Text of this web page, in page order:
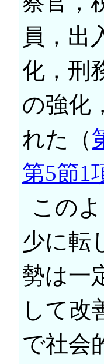
員，出
化，刑
の強化
れた（
第5節1
この
少に転
勢は一
して改
で社会